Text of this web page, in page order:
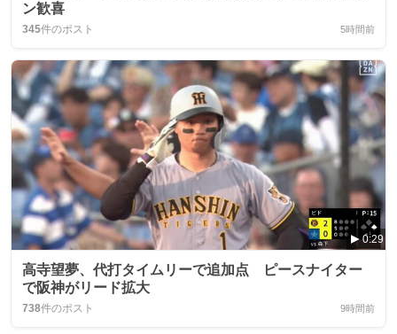
ン歓喜
345件のポスト 5時間前
0:29
高寺望夢、代打タイムリーで追加点 ピースナイター
で阪神がリード拡大
738件のポスト 9時間前